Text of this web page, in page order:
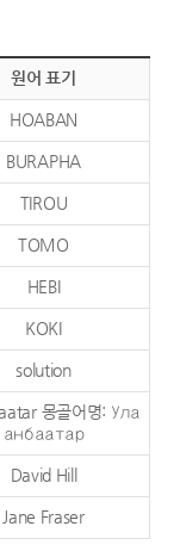
원어 표기
HOABAN
BURAPHA
TIROU
TOMO
HEBI
KOKI
solution
몽골어명: Ула
анбаатар
David Hill
Jane Fraser